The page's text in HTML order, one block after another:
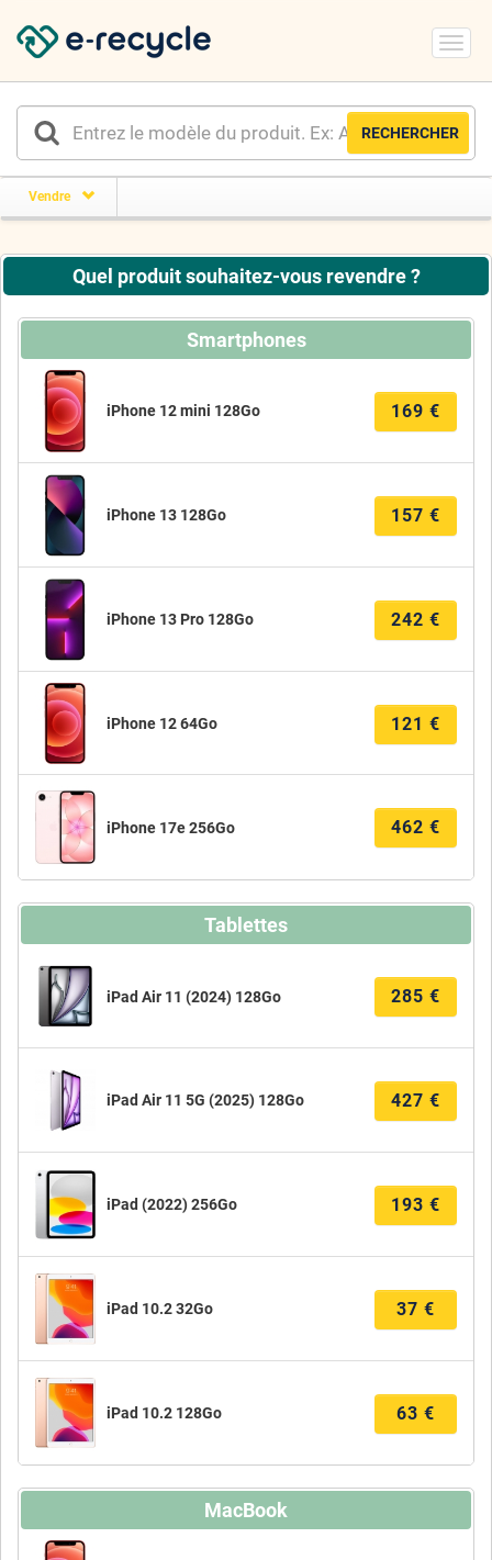
RECHERCHER
Vendre
Quel produit souhaitez-vous revendre ?
Smartphones
iPhone 12 mini 128Go 169 €
iPhone 13 128Go 157 €
iPhone 13 Pro 128Go 242 €
iPhone 12 64Go 121 €
iPhone 17e 256Go 462 €
Tablettes
iPad Air 11 (2024) 128Go 285 €
iPad Air 11 5G (2025) 128Go 427 €
iPad (2022) 256Go 193 €
iPad 10.2 32Go 37 €
iPad 10.2 128Go 63 €
MacBook